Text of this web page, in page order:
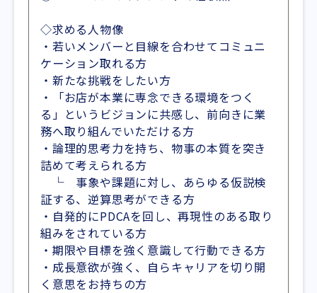
◇求める人物像
・若いメンバーと目線を合わせてコミュニ
ケーション取れる方
・新たな挑戦をしたい方
・「お店が本業に専念できる環境をつく
る」というビジョンに共感し、前向きに業
務へ取り組んでいただける方
・論理的思考力を持ち、物事の本質を突き
詰めて考えられる方
└ 事象や課題に対し、あらゆる仮説検
証する、逆算思考ができる方
・自発的にPDCAを回し、再現性のある取り
組みをされている方
・期限や目標を強く意識して行動できる方
・成長意欲が強く、自らキャリアを切り開
く意思をお持ちの方